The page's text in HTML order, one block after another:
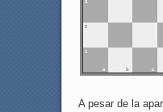
3
2
1
a b c
A pesar de la